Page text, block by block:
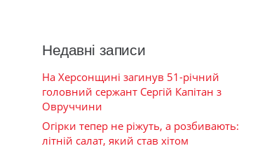
Недавні записи
На Херсонщині загинув 51-річний
головний сержант Сергій Капітан з
Овруччини
Огірки тепер не ріжуть, а розбивають:
літній салат, який став хітом